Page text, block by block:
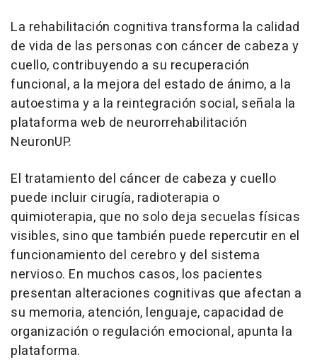
La rehabilitación cognitiva transforma la calidad
de vida de las personas con cáncer de cabeza y
cuello, contribuyendo a su recuperación
funcional, a la mejora del estado de ánimo, a la
autoestima y a la reintegración social, señala la
plataforma web de neurorrehabilitación
NeuronUP.
El tratamiento del cáncer de cabeza y cuello
puede incluir cirugía, radioterapia o
quimioterapia, que no solo deja secuelas físicas
visibles, sino que también puede repercutir en el
funcionamiento del cerebro y del sistema
nervioso. En muchos casos, los pacientes
presentan alteraciones cognitivas que afectan a
su memoria, atención, lenguaje, capacidad de
organización o regulación emocional, apunta la
plataforma.